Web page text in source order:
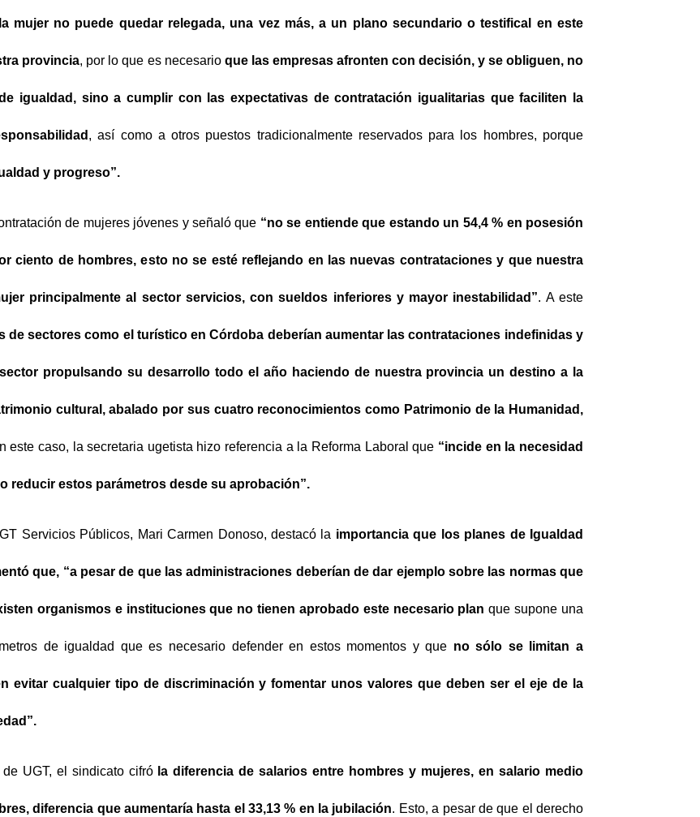
mujer no puede quedar relegada, una vez más, a un plano secundario o testifical en este
provincia, por lo que es necesario que las empresas afronten con decisión, y se obliguen, no
igualdad, sino a cumplir con las expectativas de contratación igualitarias que faciliten la
, así como a otros puestos tradicionalmente reservados para los hombres, porque
y progreso”.
de mujeres jóvenes y señaló que “no se entiende que estando un 54,4 % en posesión
ciento de hombres, esto no se esté reflejando en las nuevas contrataciones y que nuestra
principalmente al sector servicios, con sueldos inferiores y mayor inestabilidad”. A este
de sectores como el turístico en Córdoba deberían aumentar las contrataciones indefinidas y
propulsando su desarrollo todo el año haciendo de nuestra provincia un destino a la
cultural, abalado por sus cuatro reconocimientos como Patrimonio de la Humanidad,
este caso, la secretaria ugetista hizo referencia a la Reforma Laboral que “incide en la necesidad
reducir estos parámetros desde su aprobación”.
Servicios Públicos, Mari Carmen Donoso, destacó la importancia que los planes de Igualdad
que, “a pesar de que las administraciones deberían de dar ejemplo sobre las normas que
organismos e instituciones que no tienen aprobado este necesario plan que supone una
de igualdad que es necesario defender en estos momentos y que no sólo se limitan a
evitar cualquier tipo de discriminación y fomentar unos valores que deben ser el eje de la
UGT, el sindicato cifró la diferencia de salarios entre hombres y mujeres, en salario medio
diferencia que aumentaría hasta el 33,13 % en la jubilación. Esto, a pesar de que el derecho